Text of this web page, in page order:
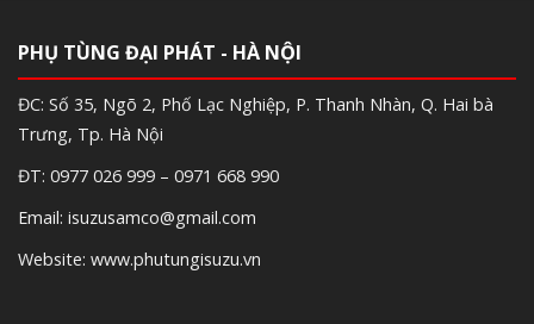
PHỤ TÙNG ĐẠI PHÁT - HÀ NỘI
ĐC: Số 35, Ngõ 2, Phố Lạc Nghiệp, P. Thanh Nhàn, Q. Hai bà
Trưng, Tp. Hà Nội
ĐT: 0977 026 999 – 0971 668 990
Email: isuzusamco@gmail.com
Website: www.phutungisuzu.vn